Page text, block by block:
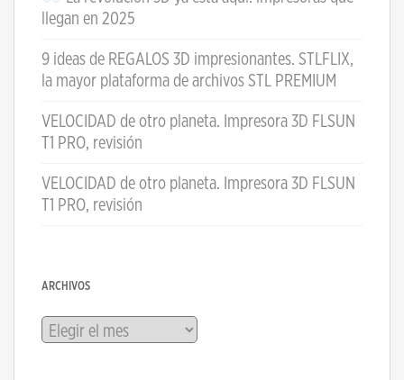
llegan en 2025
9 ideas de REGALOS 3D impresionantes. STLFLIX,
la mayor plataforma de archivos STL PREMIUM
VELOCIDAD de otro planeta. Impresora 3D FLSUN
T1 PRO, revisión
VELOCIDAD de otro planeta. Impresora 3D FLSUN
T1 PRO, revisión
ARCHIVOS
Archivos